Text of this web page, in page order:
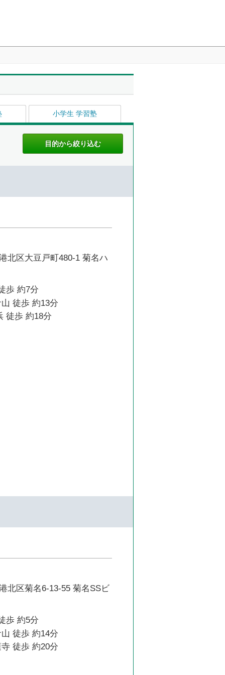
小学生 学習塾
北区大豆戸町480-1 菊名ハ
歩 約7分
徒歩 約13分
徒歩 約18分
北区菊名6-13-55 菊名SSビ
歩 約5分
徒歩 約14分
徒歩 約20分